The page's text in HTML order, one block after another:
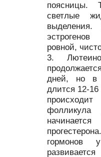
поясницы.
светлые
ровной,
дней, но в
длится 12-
гормонов